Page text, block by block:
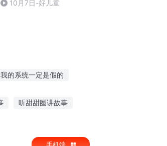
10月7日-好儿童
我的系统一定是假的
听甜甜圈讲故事